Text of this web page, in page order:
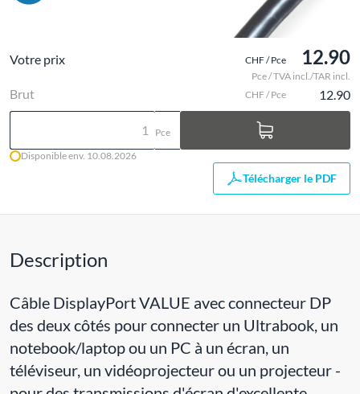
Votre prix CHF / Pce 12.90
Pce / TVA incl./TAR incl.
Brut CHF / Pce 12.90
Pce
Disponible env. 10.08.2026
Télécharger le PDF
Description
Câble DisplayPort VALUE avec connecteur DP
des deux côtés pour connecter un Ultrabook, un
notebook/laptop ou un PC à un écran, un
téléviseur, un vidéoprojecteur ou un projecteur -